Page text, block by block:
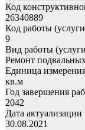
Код
26340889
Код работы
9
Вид работы
Ремонт
Единица
кв.м
Год завершения
2042
Дата
30.08.2021